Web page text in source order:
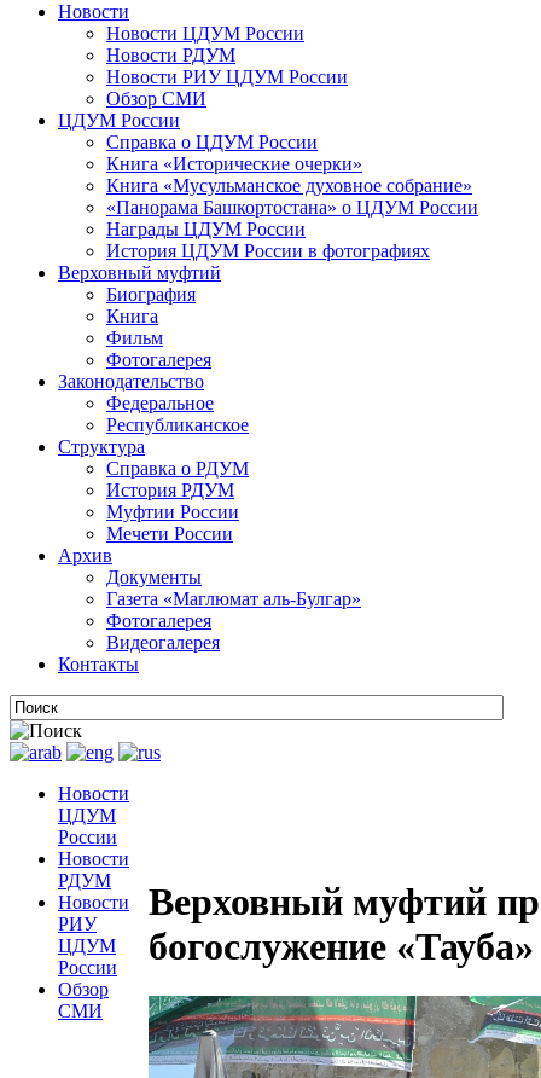
Новости
Новости ЦДУМ России
Новости РДУМ
Новости РИУ ЦДУМ России
Обзор СМИ
ЦДУМ России
Справка о ЦДУМ России
Книга «Исторические очерки»
Книга «Мусульманское духовное собрание»
«Панорама Башкортостана» о ЦДУМ России
Награды ЦДУМ России
История ЦДУМ России в фотографиях
Верховный муфтий
Биография
Книга
Фильм
Фотогалерея
Законодательство
Федеральное
Республиканское
Структура
Справка о РДУМ
История РДУМ
Муфтии России
Мечети России
Архив
Документы
Газета «Маглюмат аль-Булгар»
Фотогалерея
Видеогалерея
Контакты
Новости
ЦДУМ
России
Новости
РДУМ
Новости
РИУ
ЦДУМ
России
Обзор
СМИ
Верховный муфтий
богослужение «Тауба»